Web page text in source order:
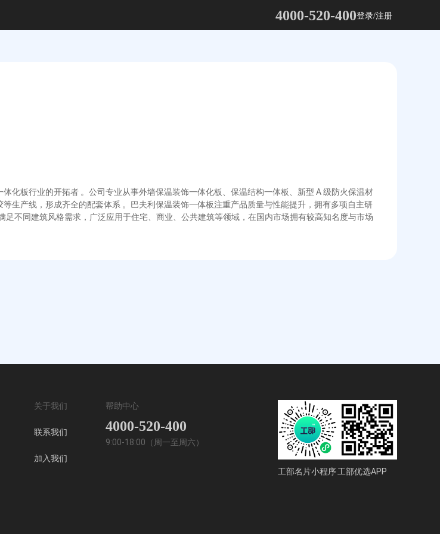
4000-520-400登录/注册
化板行业的开拓者 。公司专业从事外墙保温装饰一体化板、保温结构一体板、新型 A 级防火保温材
生产线，形成齐全的配套体系 。巴夫利保温装饰一体板注重产品质量与性能提升，拥有多项自主研
不同建筑风格需求，广泛应用于住宅、商业、公共建筑等领域，在国内市场拥有较高知名度与市场
关于我们
联系我们
加入我们
帮助中心
4000-520-400
9:00-18:00（周一至周六）
工部名片小程序工部优选APP